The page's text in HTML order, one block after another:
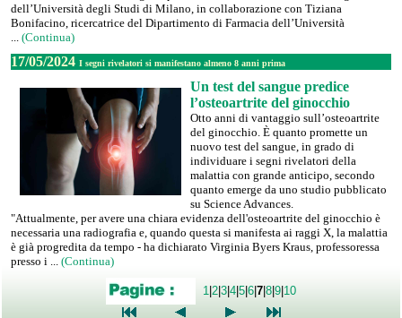
dell’Università degli Studi di Milano, in collaborazione con Tiziana
Bonifacino, ricercatrice del Dipartimento di Farmacia dell’Università
... (Continua)
17/05/2024 I segni rivelatori si manifestano almeno 8 anni prima
Un test del sangue predice
l’osteoartrite del ginocchio
Otto anni di vantaggio sull’osteoartrite
del ginocchio. È quanto promette un
nuovo test del sangue, in grado di
individuare i segni rivelatori della
malattia con grande anticipo, secondo
quanto emerge da uno studio pubblicato
su Science Advances.
"Attualmente, per avere una chiara evidenza dell'osteoartrite del ginocchio è
necessaria una radiografia e, quando questa si manifesta ai raggi X, la malattia
è già progredita da tempo - ha dichiarato Virginia Byers Kraus, professoressa
presso i ... (Continua)
1 |2|3|4|5|6|7|8|9|10